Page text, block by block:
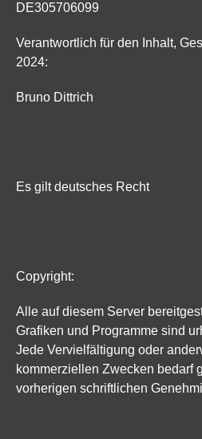
DE305706099
Verantwortlich für den Inhalt,
2024:
Bruno Dittrich
Es gilt deutsches Recht
Copyright:
Alle auf diesem Server
Grafiken und Programme sind
Jede Vervielfältigung oder
kommerziellen Zwecken bedarf
vorherigen schriftlichen